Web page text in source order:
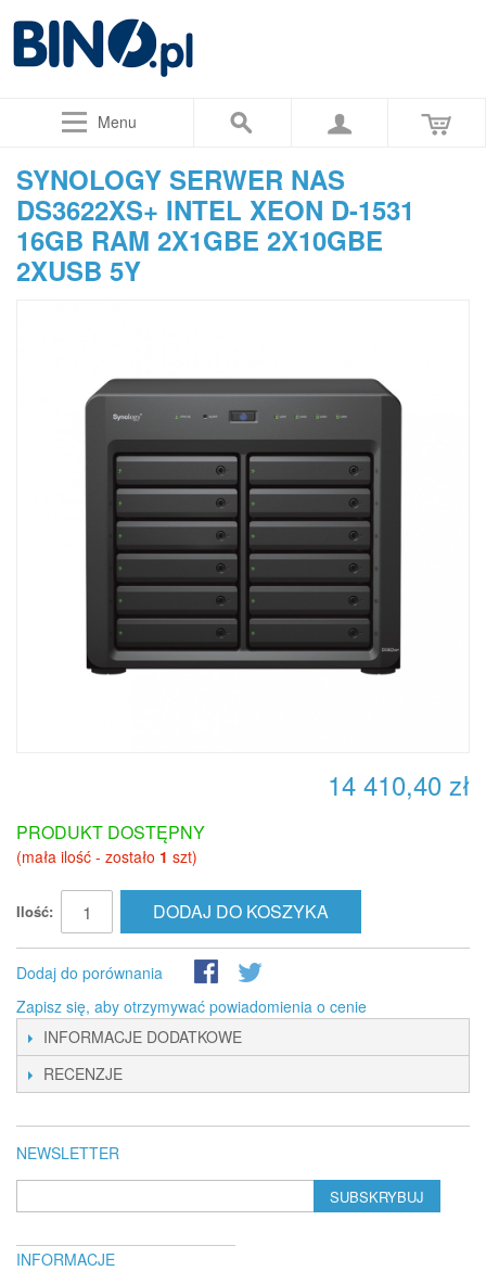
Menu
SYNOLOGY SERWER NAS
DS3622XS+ INTEL XEON D-1531
16GB RAM 2X1GBE 2X10GBE
2XUSB 5Y
14 410,40 zł
PRODUKT DOSTĘPNY
(mała ilość - zostało 1 szt)
Ilość: DODAJ DO KOSZYKA
Dodaj do porównania
Zapisz się, aby otrzymywać powiadomienia o cenie
INFORMACJE DODATKOWE
RECENZJE
NEWSLETTER
SUBSKRYBUJ
INFORMACJE